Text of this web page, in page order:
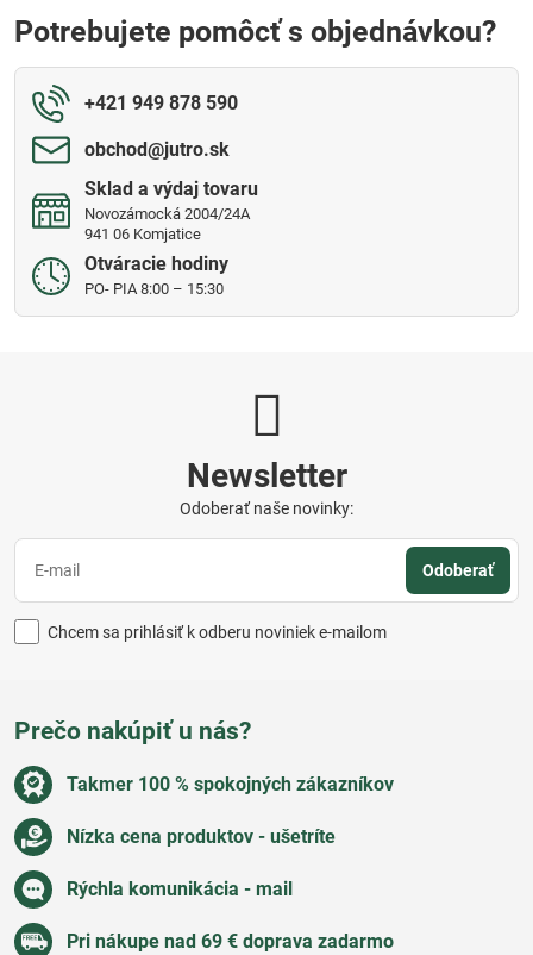
Potrebujete pomôcť s objednávkou?
+421 949 878 590
obchod​@jutro​.sk
Sklad a výdaj tovaru
Novozámocká 2004/24A
941 06 Komjatice
Otváracie hodiny
PO- PIA 8:00 – 15:30
Newsletter
Odoberať naše novinky:
Odoberať
Chcem sa prihlásiť k odberu noviniek e-mailom
Prečo nakúpiť u nás?
Takmer 100 % spokojných zákazníkov
Nízka cena produktov - ušetríte
Rýchla komunikácia - mail
Pri nákupe nad 69 € doprava zadarmo